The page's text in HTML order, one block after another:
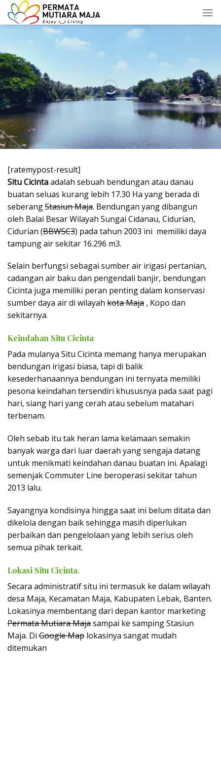
Skip
to
[ratemypost-result]
Situ Cicintaadalah sebuah bendungan atau danau
buatan seluas kurang lebih 17.30 Ha yang berada di
seberangStasiun Maja. Bendungan yang dibangun
oleh Balai Besar Wilayah Sungai Cidanau, Cidurian,
Cidurian (BBWSC3) pada tahun 2003 ini memiliki daya
tampung air sekitar 16.296 m3.
Selain berfungsi sebagai sumber air irigasi pertanian,
cadangan air baku dan pengendali banjir, bendungan
Cicinta juga memiliki peran penting dalam konservasi
sumber daya air di wilayah kota Maja , Kopo dan
sekitarnya.
Keindahan Situ Cicinta
Pada mulanya Situ Cicinta memang hanya merupakan
bendungan irigasi biasa, tapi di balik
kesederhanaannya bendungan ini ternyata memiliki
pesona keindahan tersendiri khususnya pada saat pagi
hari, siang hari yang cerah atau sebelum matahari
terbenam.
Oleh sebab itu tak heran lama kelamaan semakin
banyak warga dari luar daerah yang sengaja datang
untuk menikmati keindahan danau buatan ini. Apalagi
semenjak Commuter Line beroperasi sekitar tahun
2013 lalu.
Sayangnya kondisinya hingga saat ini belum ditata dan
dikelola dengan baik sehingga masih diperlukan
perbaikan dan pengelolaan yang lebih serius oleh
semua pihak terkait.
Lokasi Situ Cicinta.
Secara administratif situ ini termasuk ke dalam wilayah
desa Maja, Kecamatan Maja, Kabupaten Lebak, Banten.
Lokasinya membentang dari depan kantor marketing
Permata Mutiara Majasampai ke samping Stasiun
Maja. Di Google Map lokasinya sangat mudah
ditemukan